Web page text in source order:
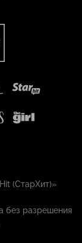
(СтарХит)»
без разрешения